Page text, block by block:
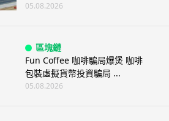
05.08.2026
區塊鏈
Fun Coffee 咖啡騙局爆煲 咖啡
包裝虛擬貨幣投資騙局 ...
05.08.2026